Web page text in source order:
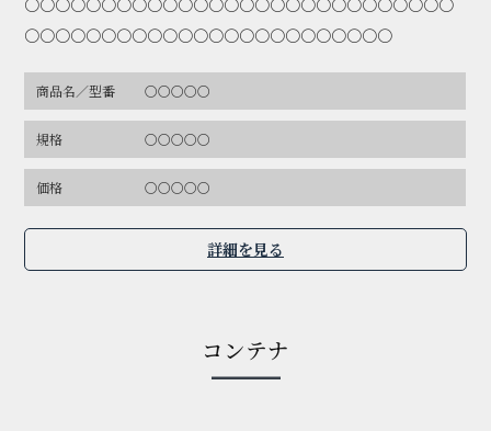
〇〇〇〇〇〇〇〇〇〇〇〇〇〇〇〇〇〇〇〇〇〇〇〇〇〇〇〇
〇〇〇〇〇〇〇〇〇〇〇〇〇〇〇〇〇〇〇〇〇〇〇〇
商品名／型番 〇〇〇〇〇
規格 〇〇〇〇〇
価格 〇〇〇〇〇
詳細を見る
コンテナ